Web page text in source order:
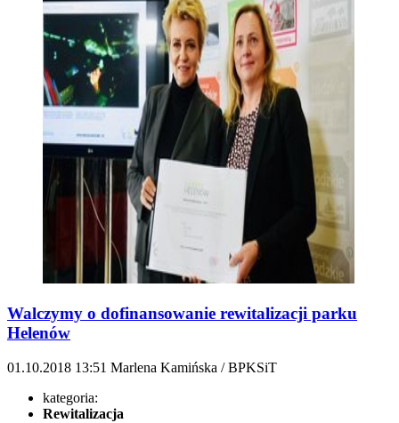
Walczymy o dofinansowanie rewitalizacji parku
Helenów
01.10.2018 13:51 Marlena Kamińska / BPKSiT
kategoria:
Rewitalizacja